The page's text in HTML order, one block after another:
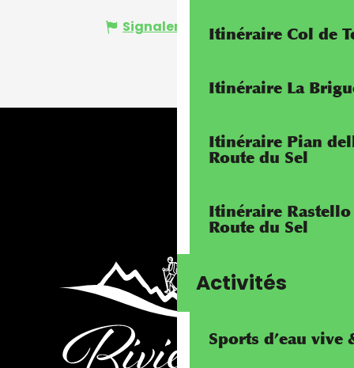
Itinéraire Col de
Itinéraire La
Itinéraire Pian
Route du Sel
Itinéraire
Route du Sel
Activités
Sports d’eau vive
Signaler une erreur